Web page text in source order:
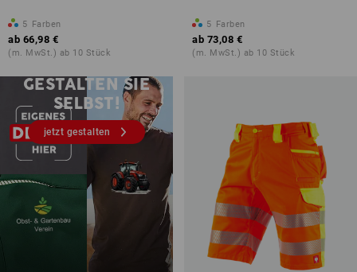
5 Farben
ab 66,98 €
(m. MwSt.) ab 10 Stück
5 Farben
ab 73,08 €
(m. MwSt.) ab 10 Stück
GESTALTEN SIE
SELBST!
jetzt gestalten